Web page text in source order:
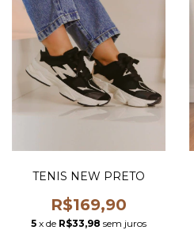
TENIS NEW PRETO
R$169,90
5 x de R$33,98 sem juros